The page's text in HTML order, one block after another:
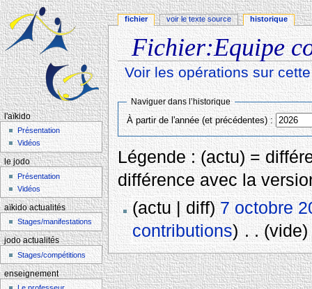
Fichier:Equipe
Voir les opérations sur
Aller à : navigation ,rechercher
Naviguer dans l’historique
À partir de l'année (et précédentes) :
Légende : (actu) =
différence avec la
(actu | diff) 7 octobre
contributions)‎. . (vide)
fichier voir le texte source historique
l'aïkido
Présentation
Vidéos
le jodo
Présentation
Vidéos
aïkido actualités
Stages/manifestations
jodo actualités
Stages/compétitions
enseignement